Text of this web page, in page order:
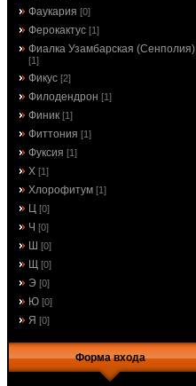
Фаукария [0]
Ферокактус [1]
Фиалка Узамбарская (Сенполия)
[1]
Фикус [2]
Филодендрон [1]
Финик [1]
Фиттония [1]
Фуксия [1]
Х [1]
Хлорофитум [1]
Ц [0]
Ч [0]
Ш [0]
Щ [0]
Э [0]
Ю [0]
Я [0]
Форма входа